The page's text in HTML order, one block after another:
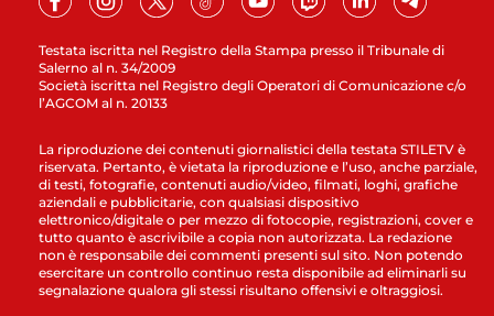
Testata iscritta nel Registro della Stampa presso il Tribunale di
Salerno al n. 34/2009
Società iscritta nel Registro degli Operatori di Comunicazione c/o
l’AGCOM al n. 20133
La riproduzione dei contenuti giornalistici della testata STILETV è
riservata. Pertanto, è vietata la riproduzione e l’uso, anche parziale,
di testi, fotografie, contenuti audio/video, filmati, loghi, grafiche
aziendali e pubblicitarie, con qualsiasi dispositivo
elettronico/digitale o per mezzo di fotocopie, registrazioni, cover e
tutto quanto è ascrivibile a copia non autorizzata. La redazione
non è responsabile dei commenti presenti sul sito. Non potendo
esercitare un controllo continuo resta disponibile ad eliminarli su
segnalazione qualora gli stessi risultano offensivi e oltraggiosi.